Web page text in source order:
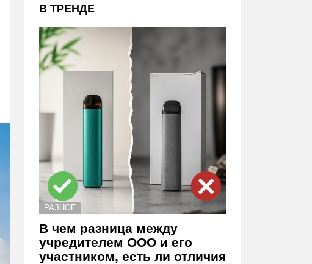
В ТРЕНДЕ
РАЗНОЕ
В чем разница между
учредителем ООО и его
участником, есть ли отличия